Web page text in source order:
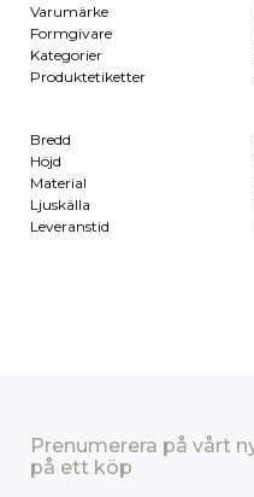
Varumärke
Formgivare
Kategorier
Produktetiketter
Bredd
Höjd
Material
Ljuskälla
Leveranstid
Prenumerera på vårt
på ett köp